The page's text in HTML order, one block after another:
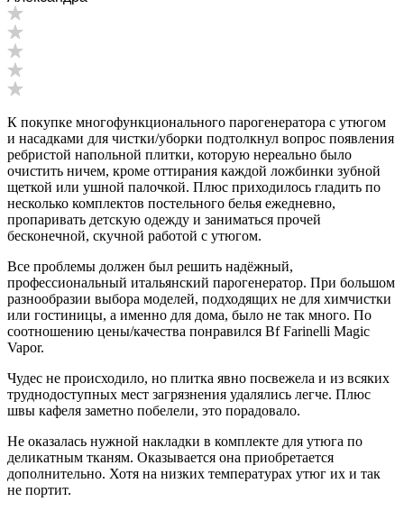
К покупке многофункционального парогенератора с утюгом
и насадками для чистки/уборки подтолкнул вопрос появления
ребристой напольной плитки, которую нереально было
очистить ничем, кроме оттирания каждой ложбинки зубной
щеткой или ушной палочкой. Плюс приходилось гладить по
несколько комплектов постельного белья ежедневно,
пропаривать детскую одежду и заниматься прочей
бесконечной, скучной работой с утюгом.
Все проблемы должен был решить надёжный,
профессиональный итальянский парогенератор. При большом
разнообразии выбора моделей, подходящих не для химчистки
или гостиницы, а именно для дома, было не так много. По
соотношению цены/качества понравился Bf Farinelli Magic
Vapor.
Чудес не происходило, но плитка явно посвежела и из всяких
труднодоступных мест загрязнения удалялись легче. Плюс
швы кафеля заметно побелели, это порадовало.
Не оказалась нужной накладки в комплекте для утюга по
деликатным тканям. Оказывается она приобретается
дополнительно. Хотя на низких температурах утюг их и так
не портит.